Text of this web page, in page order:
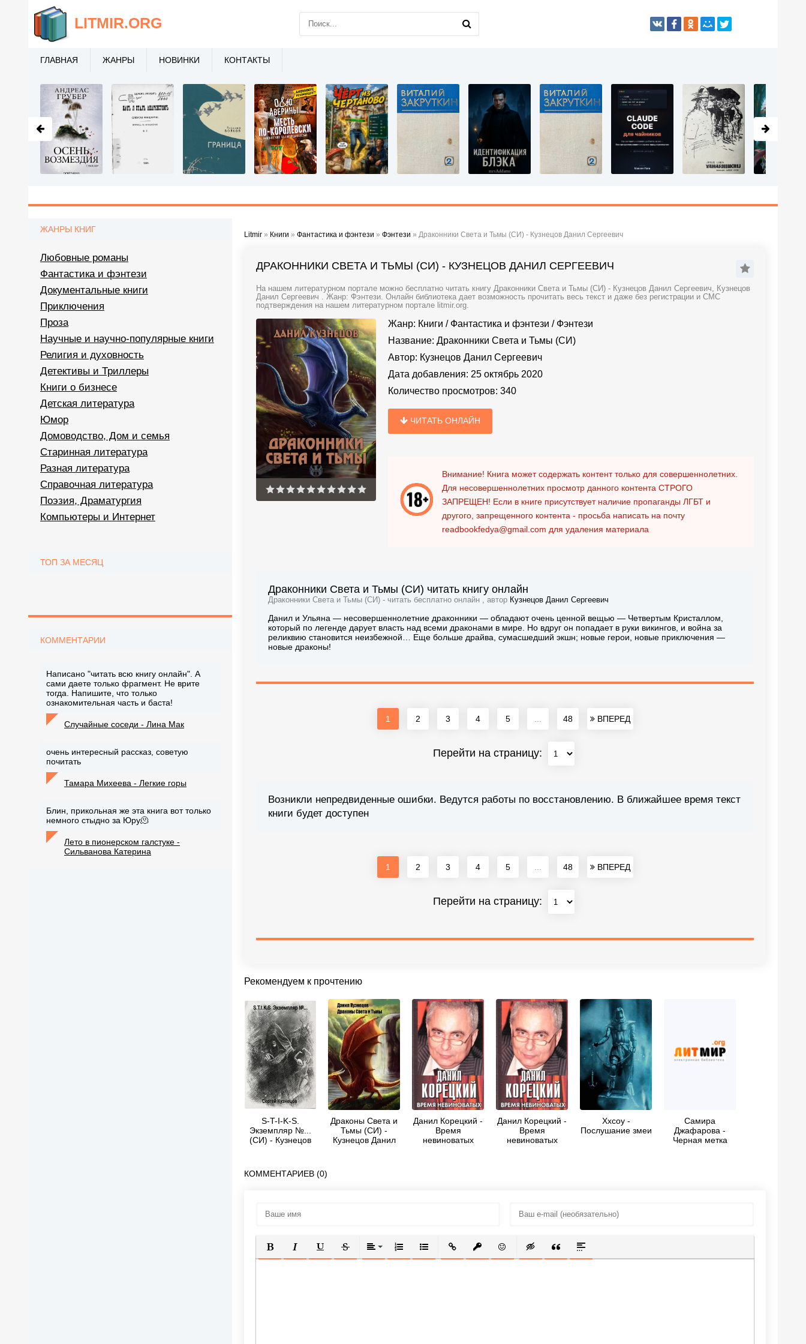
Litmir » Книги » Фантастика и фэнтези » Фэнтези » Драконники Света и Тьмы (СИ) - Кузнецов Данил Сергеевич
ДРАКОННИКИ СВЕТА И ТЬМЫ (СИ) - КУЗНЕЦОВ ДАНИЛ СЕРГЕЕВИЧ
На нашем литературном портале можно бесплатно читать книгу Драконники Света и Тьмы (СИ) - Кузнецов Данил Сергеевич, Кузнецов
Данил Сергеевич . Жанр: Фэнтези. Онлайн библиотека дает возможность прочитать весь текст и даже без регистрации и СМС
подтверждения на нашем литературном портале litmir.org.
Жанр: Книги / Фантастика и фэнтези / Фэнтези
Название: Драконники Света и Тьмы (СИ)
Автор: Кузнецов Данил Сергеевич
Дата добавления: 25 октябрь 2020
Количество просмотров: 340
ЧИТАТЬ ОНЛАЙН
Внимание! Книга может содержать контент только для совершеннолетних.
Для несовершеннолетних просмотр данного контента СТРОГО
ЗАПРЕЩЕН! Если в книге присутствует наличие пропаганды ЛГБТ и
другого, запрещенного контента - просьба написать на почту
readbookfedya@gmail.com для удаления материала
Драконники Света и Тьмы (СИ) читать книгу онлайн
Драконники Света и Тьмы (СИ) - читать бесплатно онлайн , автор Кузнецов Данил Сергеевич
Данил и Ульяна — несовершеннолетние драконники — обладают очень ценной вещью — Четвертым Кристаллом,
который по легенде дарует власть над всеми драконами в мире. Но вдруг он попадает в руки викингов, и война за
реликвию становится неизбежной… Еще больше драйва, сумасшедший экшн; новые герои, новые приключения —
новые драконы!
1 2 3 4 5 48 ВПЕРЕД
Перейти на страницу:
Возникли непредвиденные ошибки. Ведутся работы по восстановлению. В ближайшее время текст
книги будет доступен
1 2 3 4 5 48 ВПЕРЕД
Перейти на страницу:
Рекомендуем к прочтению
S-T-I-K-S.
Экземпляр №...
(СИ) - Кузнецов
Драконы Света и
Тьмы (СИ) -
Кузнецов Данил
Данил Корецкий -
Время
невиноватых
Данил Корецкий -
Время
невиноватых
Xxcoy -
Послушание змеи
Самира
Джафарова -
Черная метка
КОММЕНТАРИЕВ (0)
ПОЛУЖИРНЫЙ
КУРСИВПОДЧЕРКНУТЫЙ
ЗАЧЕРКНУТЫЙВЫРАВНИВАНИЕ
НУМЕРОВАННЫЙ СПИСОК
МАРКИРОВАННЫЙ СПИСОК
ВСТАВИТЬ ССЫЛКУ
ВСТАВИТЬ ЗАЩИЩЕННУЮ ССЫЛКУ
ВСТАВИТЬ СМАЙЛИК
ВСТАВКА СКРЫТОГО ТЕКСТА
ВСТАВКА ЦИТАТЫ
ВСТАВКА СПОЙЛЕРА
ЖАНРЫ КНИГ
Любовные романы
Фантастика и фэнтези
Документальные книги
Приключения
Проза
Научные и научно-популярные книги
Религия и духовность
Детективы и Триллеры
Книги о бизнесе
Детская литература
Юмор
Домоводство, Дом и семья
Старинная литература
Разная литература
Справочная литература
Поэзия, Драматургия
Компьютеры и Интернет
ТОП ЗА МЕСЯЦ
КОММЕНТАРИИ
Написано "читать всю книгу онлайн". А
сами даете только фрагмент. Не врите
тогда. Напишите, что только
ознакомительная часть и баста!
Случайные соседи - Лина Мак
очень интересный рассказ, советую
почитать
Тамара Михеева - Легкие горы
Блин, прикольная же эта книга вот только
немного стыдно за Юру🫠
Лето в пионерском галстуке -
Сильванова Катерина
LITMIR.ORG
ГЛАВНАЯ ЖАНРЫ НОВИНКИ КОНТАКТЫ